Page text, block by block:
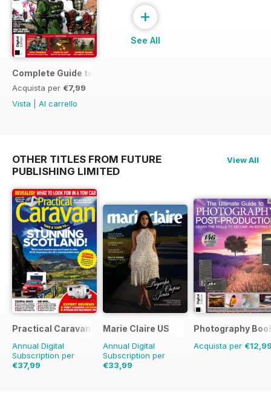
Complete Guide to Apex Legends
Acquista per €7,99
Vista
Al carrello
+
See All
OTHER TITLES FROM FUTURE
PUBLISHING LIMITED
View All
Practical Caravan
Annual Digital
Subscription per
€37,99
Marie Claire US
Annual Digital
Subscription per
€33,99
Photography
Acquista per